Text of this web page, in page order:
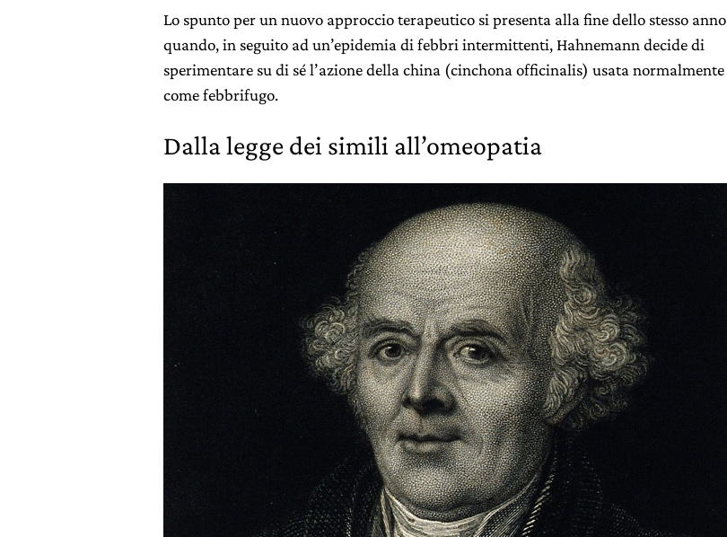
Lo spunto per un nuovo approccio terapeutico si presenta alla fine dello stesso anno
quando, in seguito ad un’epidemia di febbri intermittenti, Hahnemann decide di
sperimentare su di sé l’azione della china (cinchona officinalis) usata normalmente
come febbrifugo.
Dalla legge dei simili all’omeopatia